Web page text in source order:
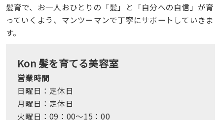
髪育で、お一人おひとりの「髪」と「自分への自信」が育
っていくよう、マンツーマンで丁寧にサポートしていきま
す。
Kon 髪を育てる美容室
営業時間
日曜日：定休日
月曜日：定休日
火曜日：09：00～15：00